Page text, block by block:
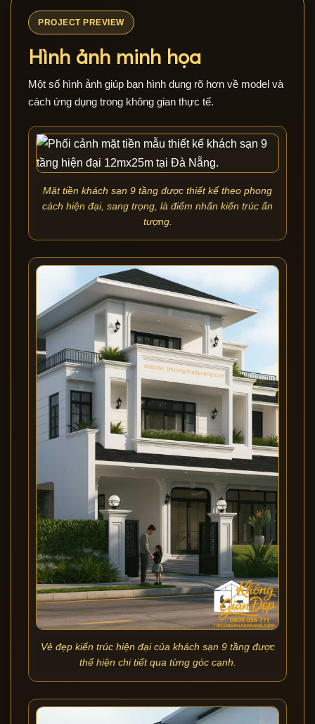
PROJECT PREVIEW
Hình ảnh minh họa
Một số hình ảnh giúp bạn hình dung rõ hơn về model và
cách ứng dụng trong không gian thực tế.
Mặt tiền khách sạn 9 tầng được thiết kế theo phong
cách hiện đại, sang trọng, là điểm nhấn kiến trúc ấn
tượng.
Vẻ đẹp kiến trúc hiện đại của khách sạn 9 tầng được
thể hiện chi tiết qua từng góc cạnh.